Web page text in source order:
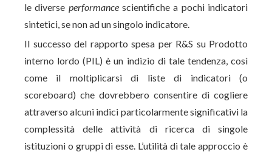
le diverse performancescientifiche a pochi indicatori
sintetici, se non ad un singolo indicatore.
Il successo del rapporto spesa per R&S su Prodotto
interno lordo (PIL) è un indizio di tale tendenza, così
come il moltiplicarsi di liste di indicatori (o
scoreboard) che dovrebbero consentire di cogliere
attraverso alcuni indici particolarmente significativi la
complessità delle attività di ricerca di singole
istituzioni o gruppi di esse. L’utilità di tale approccio è